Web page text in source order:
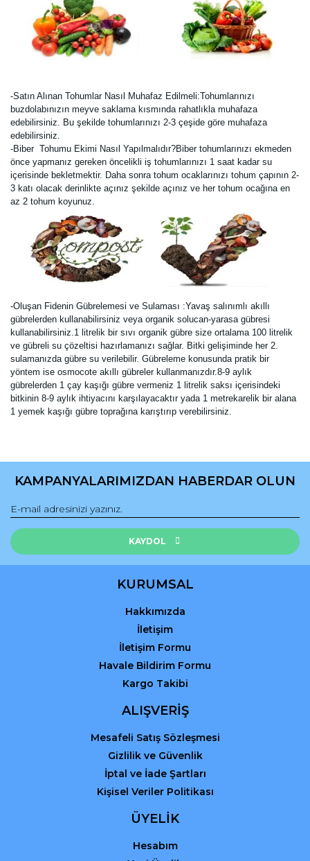
-Satın Alınan Tohumlar Nasıl Muhafaz Edilmeli:Tohumlarınızı
buzdolabınızın meyve saklama kısmında rahatlıkla muhafaza
edebilirsiniz. Bu şekilde tohumlarınızı 2-3 çeşide göre muhafaza
edebilirsiniz.
-Biber Tohumu Ekimi Nasıl Yapılmalıdır?Biber tohumlarınızı ekmeden
önce yapmanız gereken öncelikli iş tohumlarınızı 1 saat kadar su
içerisinde bekletmektir. Daha sonra tohum ocaklarınızı tohum çapının 2-
3 katı olacak derinlikte açınız şekilde açınız ve her tohum ocağına en
az 2 tohum koyunuz.
-Oluşan Fidenin Gübrelemesi ve Sulaması :Yavaş salınımlı akıllı
gübrelerden kullanabilirsiniz veya organik solucan-yarasa gübresi
kullanabilirsiniz.1 litrelik bir sıvı organik gübre size ortalama 100 litrelik
ve gübreli su çözeltisi hazırlamanızı sağlar. Bitki gelişiminde her 2.
sulamanızda gübre su verilebilir. Gübreleme konusunda pratik bir
yöntem ise osmocote akıllı gübreler kullanmanızdır.8-9 aylık
gübrelerden 1 çay kaşığı gübre vermeniz 1 litrelik saksı içerisindeki
bitkinin 8-9 aylık ihtiyacını karşılayacaktır yada 1 metrekarelik bir alana
1 yemek kaşığı gübre toprağına karıştırıp verebilirsiniz.
konularda yetersiz gördüğünüz noktaları öneri formunu
Görüş ve önerileriniz için teşekkür ederiz.
Ürün resmi kalitesiz, bozuk veya görüntülenemiyor.
Ürün açıklamasında eksik bilgiler bulunuyor.
Ürün fiyatı diğer sitelerden daha pahalı.
Gönder
KAMPANYALARIMIZDAN HABERDAR OLUN
KAYDOL
KURUMSAL
Hakkımızda
İletişim
İletişim Formu
Havale Bildirim Formu
Kargo Takibi
ALIŞVERİŞ
Mesafeli Satış Sözleşmesi
Gizlilik ve Güvenlik
İptal ve İade Şartları
Kişisel Veriler Politikası
ÜYELİK
Hesabım